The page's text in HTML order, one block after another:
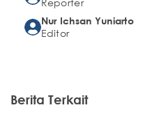
Nur Ichsan Yuniarto
Editor
Berita Terkait